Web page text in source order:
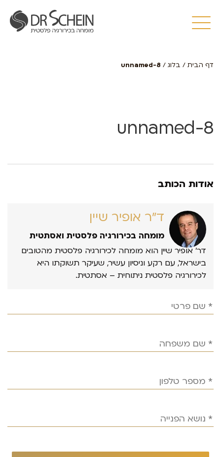
דף הבית / בלוג /
unnamed-8
unnamed-8
אודות הכותב
ד״ר אופיר שיין
מומחה בכירורגיה פלסטית ואסתטית
דר’ אופיר שיין הוא מומחה לכירורגיה פלסטית מהטובים
בישראל, עם רקע וניסיון עשיר, שעיקר תשוקתו היא
לכירורגיה פלסטית ניתוחית – אסתטית.